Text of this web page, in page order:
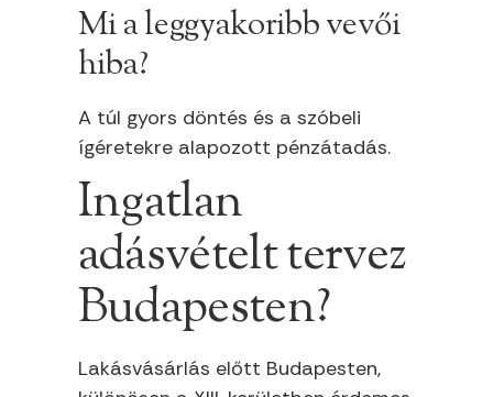
Mi a leggyakoribb vevői
hiba?
A túl gyors döntés és a szóbeli
ígéretekre alapozott pénzátadás.
Ingatlan
adásvételt tervez
Budapesten?
Lakásvásárlás előtt Budapesten,